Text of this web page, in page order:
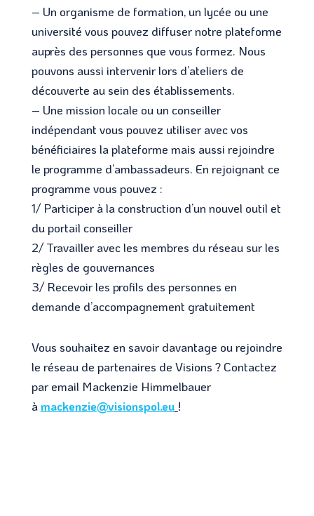
– Un organisme de formation, un lycée ou une
université vous pouvez diffuser notre plateforme
auprès des personnes que vous formez. Nous
pouvons aussi intervenir lors d’ateliers de
découverte au sein des établissements.
– Une mission locale ou un conseiller
indépendant vous pouvez utiliser avec vos
bénéficiaires la plateforme mais aussi rejoindre
le programme d’ambassadeurs. En rejoignant ce
programme vous pouvez :
1/ Participer à la construction d’un nouvel outil et
du portail conseiller
2/ Travailler avec les membres du réseau sur les
règles de gouvernances
3/ Recevoir les profils des personnes en
demande d’accompagnement gratuitement
Vous souhaitez en savoir davantage ou rejoindre
le réseau de partenaires de Visions ? Contactez
par email Mackenzie Himmelbauer
àmackenzie@visionspol.eu !